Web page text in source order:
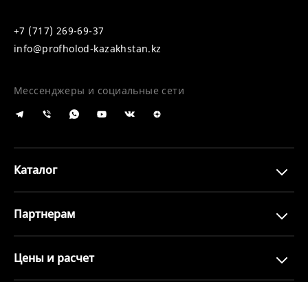
+7 (717) 269-69-37
info@profholod-kazakhstan.kz
Мессенджеры и социальные сети
Каталог
Партнерам
Цены и расчет